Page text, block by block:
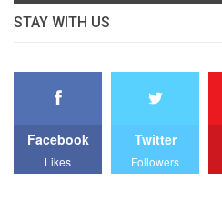
STAY WITH US
Facebook
Likes
Twitter
Followers